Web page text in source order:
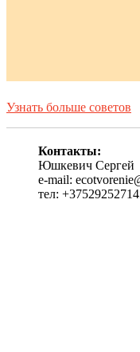
Узнать больше советов
Контакты:
Юшкевич Сергей
e-mail:
тел: